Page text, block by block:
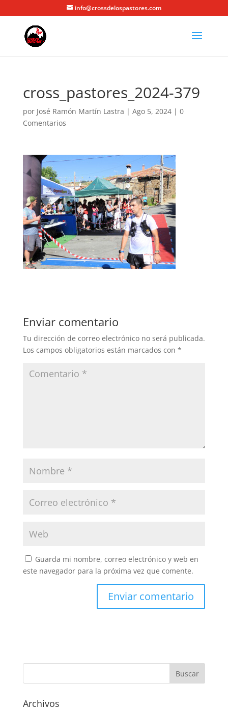
info@crossdelospastores.com
cross_pastores_2024-379
por José Ramón Martín Lastra | Ago 5, 2024| 0
Comentarios
Enviar comentario
Tu dirección de correo electrónico no será publicada.
Los campos obligatorios están marcados con *
Guarda mi nombre, correo electrónico y web en
este navegador para la próxima vez que comente.
Archivos